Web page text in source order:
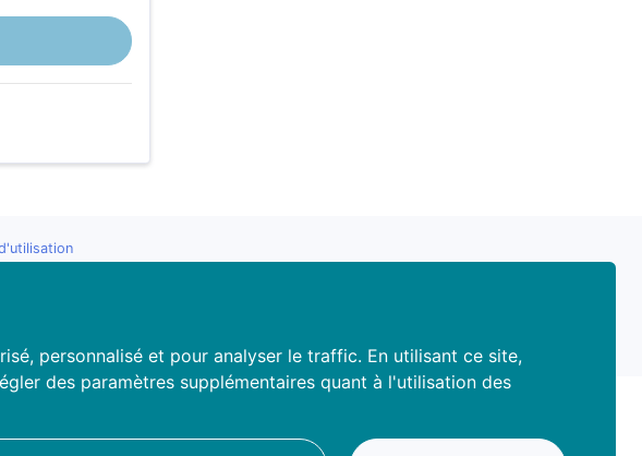
personnalisé et pour analyser le traffic. En utilisant ce site,
des paramètres supplémentaires quant à l'utilisation des